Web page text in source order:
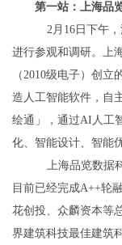
第一站：上海品
2月 16 日下午
进行参观和调研。上
（2010级电子）创立
造人工智能软件，自
绘通」，通过AI 人工
化、智能设计、智能
上海品览数据
目前已经完成A++轮
花创投、众麟资本等
界建筑科技最佳建筑